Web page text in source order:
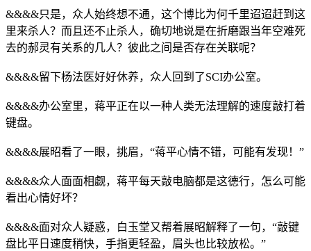
&&&&只是，众人始终想不通，这个博比为何千里迢迢赶到这
里来杀人？而且还不止杀人，确切地说是在折磨跟当年空难死
去的郝灵有关系的几人？彼此之间是否存在关联呢？
&&&&留下杨法医好好休养，众人回到了SCI办公室。
&&&&办公室里，蒋平正在以一种人类无法理解的速度敲打着
键盘。
&&&&展昭看了一眼，挑眉，“蒋平心情不错，可能有发现！”
&&&&众人面面相觑，蒋平每天敲电脑都是这德行，怎么可能
看出心情好坏？
&&&&面对众人疑惑，白玉堂又帮着展昭解释了一句，“敲键
盘比平日速度稍快，手指更轻盈，眉头也比较放松。”